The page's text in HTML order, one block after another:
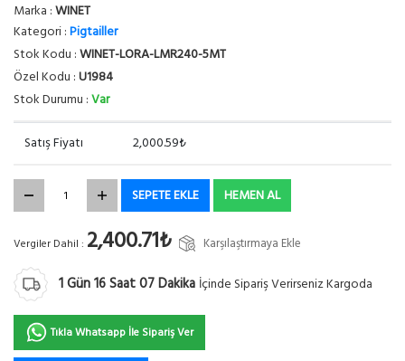
Marka :WINET
Kategori :Pigtailler
Stok Kodu :WINET-LORA-LMR240-5MT
Özel Kodu :U1984
Stok Durumu :Var
Satış Fiyatı 2,000.59₺
SEPETE EKLE HEMEN AL
Vergiler Dahil : 2,400.71₺ Karşılaştırmaya Ekle
1Gün16Saat07Dakika İçinde Sipariş Verirseniz Kargoda
Tıkla Whatsapp İle Sipariş Ver